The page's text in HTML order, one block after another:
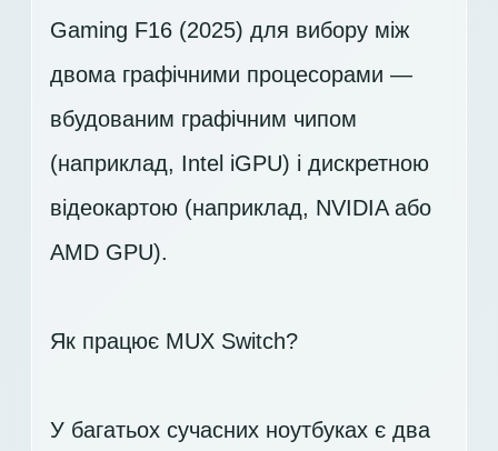
Gaming F16 (2025) для вибору між
двома графічними процесорами —
вбудованим графічним чипом
(наприклад, Intel iGPU) і дискретною
відеокартою (наприклад, NVIDIA або
AMD GPU).
Як працює MUX Switch?
У багатьох сучасних ноутбуках є два